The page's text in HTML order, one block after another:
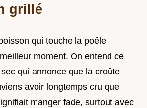
grillé
qui touche la poêle
moment. On entend ce
qui annonce que la croûte
avoir longtemps cru que
manger fade, surtout avec